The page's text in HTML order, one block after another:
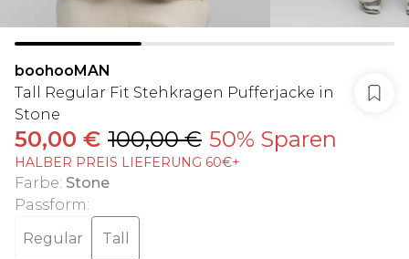
boohooMAN
Tall Regular Fit Stehkragen Pufferjacke in
Stone
50,00 € 100,00 € 50% Sparen
HALBER PREIS LIEFERUNG 60€+
Farbe: Stone
Passform:
Regular
Tall